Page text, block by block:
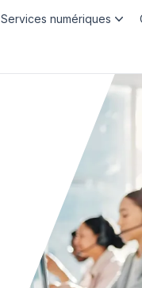
Services numériques